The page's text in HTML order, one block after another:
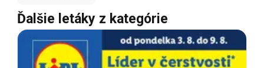
Ďalšie letáky z kategórie